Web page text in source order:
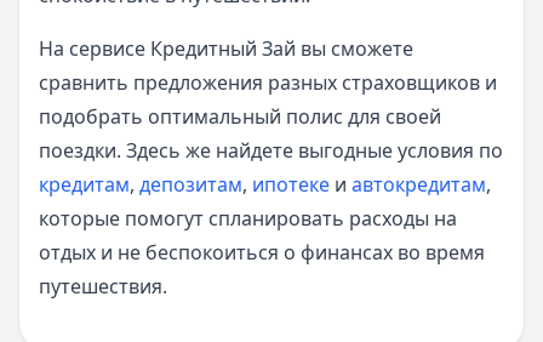
На сервисе Кредитный Зай вы сможете
сравнить предложения разных страховщиков и
подобрать оптимальный полис для своей
поездки. Здесь же найдете выгодные условия по
кредитам, депозитам, ипотеке и автокредитам,
которые помогут спланировать расходы на
отдых и не беспокоиться о финансах во время
путешествия.